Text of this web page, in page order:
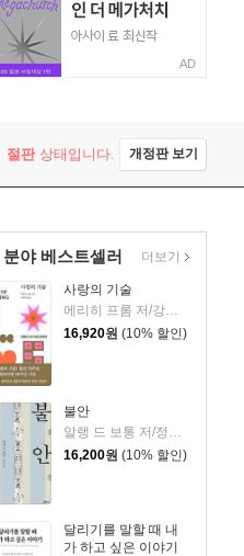
AD
절판상태입니다. 개정판 보기
분야 베스트셀러
사랑의 기술
에리히 프롬 저/강주헌 역
16,920원 (10% 할인)
불안
16,200원 (10% 할인)
달리기를 말할 때 내
가 하고 싶은 이야기
더보기